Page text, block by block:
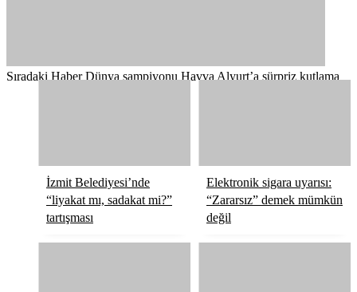
Sıradaki Haber Dünya şampiyonu Havva Alyurt’a sürpriz kutlama
İzmit Belediyesi’nde
“liyakat mı, sadakat mi?”
tartışması
Elektronik sigara uyarısı:
“Zararsız” demek mümkün
değil